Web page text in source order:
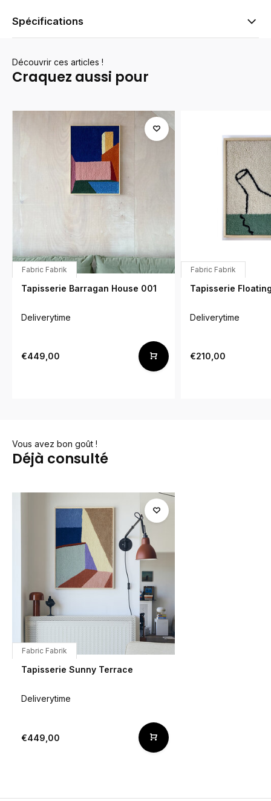
Spécifications
Découvrir ces articles !
Craquez aussi pour
Fabric Fabrik
Tapisserie Barragan House 001
Deliverytime
€449,00
Fabric Fabrik
Tapisserie
Deliverytime
€210,00
Vous avez bon goût !
Déjà consulté
Fabric Fabrik
Tapisserie Sunny Terrace
Deliverytime
€449,00